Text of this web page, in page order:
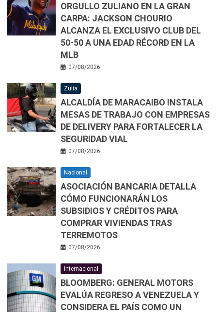
ORGULLO ZULIANO EN LA GRAN
CARPA: JACKSON CHOURIO
ALCANZA EL EXCLUSIVO CLUB DEL
50-50 A UNA EDAD RÉCORD EN LA
MLB
07/08/2026
Zulia
ALCALDÍA DE MARACAIBO INSTALA
MESAS DE TRABAJO CON EMPRESAS
DE DELIVERY PARA FORTALECER LA
SEGURIDAD VIAL
07/08/2026
Nacional
ASOCIACIÓN BANCARIA DETALLA
CÓMO FUNCIONARÁN LOS
SUBSIDIOS Y CRÉDITOS PARA
COMPRAR VIVIENDAS TRAS
TERREMOTOS
07/08/2026
Internacional
BLOOMBERG: GENERAL MOTORS
EVALÚA REGRESO A VENEZUELA Y
CONSIDERA EL PAÍS COMO UN